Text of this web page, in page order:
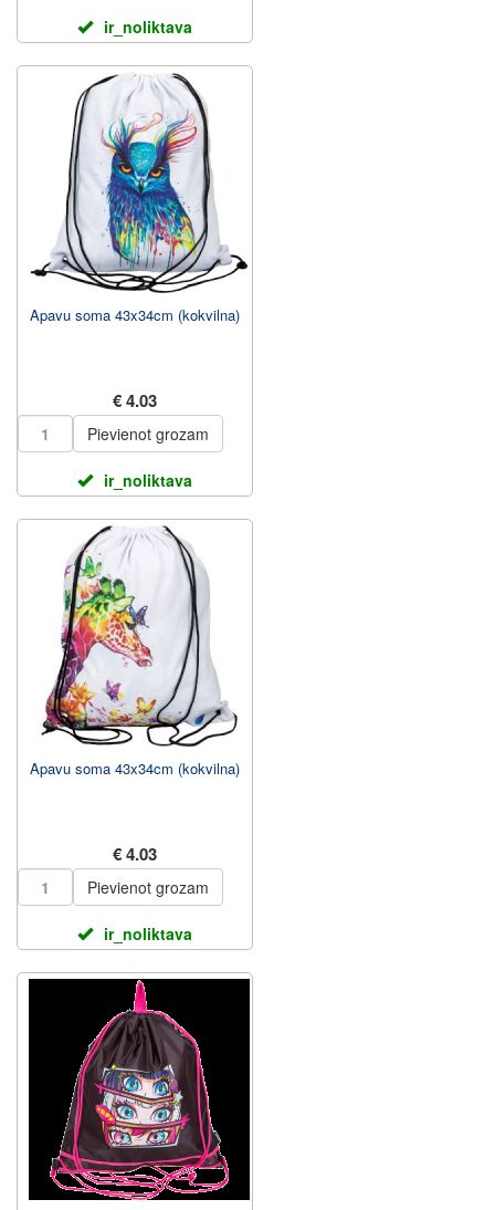
ir_noliktava
Apavu soma 43x34cm (kokvilna)
€ 4.03
Pievienot grozam
ir_noliktava
Apavu soma 43x34cm (kokvilna)
€ 4.03
Pievienot grozam
ir_noliktava